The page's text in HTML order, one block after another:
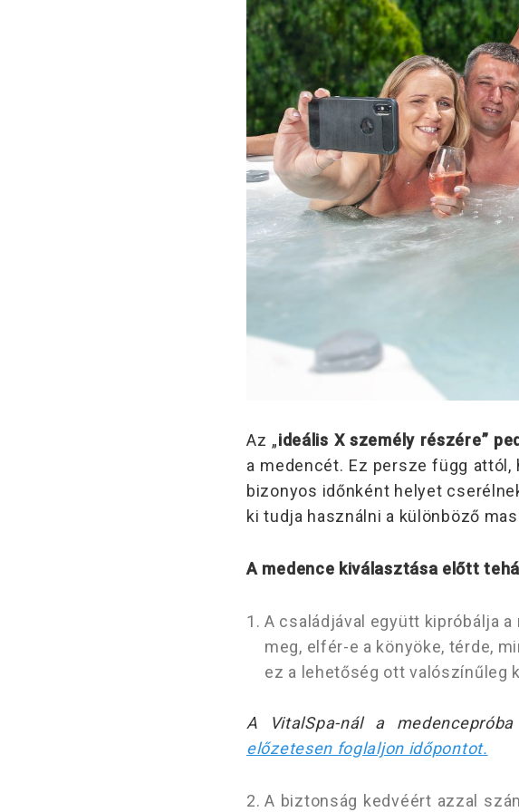
Az „ideális X személy részére”
a medencét. Ez persze függ
bizonyos időnként helyet
ki tudja használni a különböző
A medence kiválasztása előtt
A családjával együtt kipróbálja
meg, elfér-e a könyöke, térde,
ez a lehetőség ott valószínűleg
A VitalSpa-nál a
előzetesen foglaljon időpontot.
A biztonság kedvéért azzal